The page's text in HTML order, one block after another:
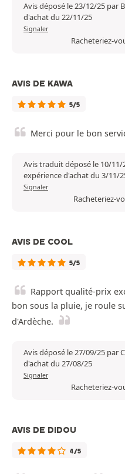
Avis déposé le 23/12/25 par
d'achat du 22/11/25
Signaler
Racheteriez-
AVIS DE KAWA
5/5
Merci pour le bon
Avis traduit déposé le 10/11/
expérience d'achat du 3/11/
Signaler
Racheteriez-
AVIS DE COOL
5/5
Rapport qualité-prix
bon sous la pluie, je roule
d'Ardèche.
Avis déposé le 27/09/25 par
d'achat du 27/08/25
Signaler
Racheteriez-
AVIS DE DIDOU
4/5